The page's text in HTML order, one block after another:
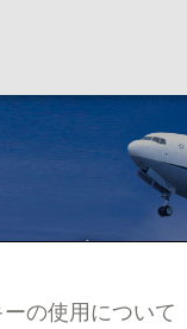
カ
ーの使用について